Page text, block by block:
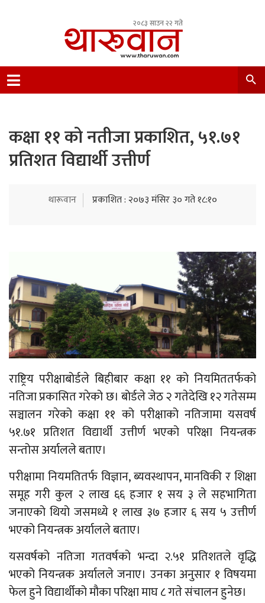
२०८३ साउन २२ गते
Nepal.
कक्षा ११ को नतीजा प्रकाशित, ५१.७१
प्रतिशत विद्यार्थी उत्तीर्ण
थारूवान प्रकाशित : २०७३ मंसिर ३० गते १८:१०
राष्ट्रिय परीक्षाबोर्डले बिहीबार कक्षा ११ को नियमिततर्फको
नतिजा प्रकासित गरेको छ। बोर्डले जेठ २ गतेदेखि १२ गतेसम्म
सञ्चालन गरेको कक्षा ११ को परीक्षाको नतिजामा यसवर्ष
५१.७१ प्रतिशत विद्यार्थी उत्तीर्ण भएको परिक्षा नियन्त्रक
सन्तोस अर्यालले बताए।
परीक्षामा नियमतितर्फ विज्ञान, ब्यवस्थापन, मानविकी र शिक्षा
समूह गरी कुल २ लाख ६६ हजार १ सय ३ ले सहभागिता
जनाएको थियो जसमध्ये १ लाख ३७ हजार ६ सय ५ उत्तीर्ण
भएको नियन्त्रक अर्यालले बताए।
यसवर्षको नतिजा गतवर्षको भन्दा २.५१ प्रतिशतले वृद्धि
भएको नियन्त्रक अर्यालले जनाए। उनका अनुसार १ विषयमा
फेल हुने विद्यार्थीको मौका परिक्षा माघ ८ गते संचालन हुनेछ।